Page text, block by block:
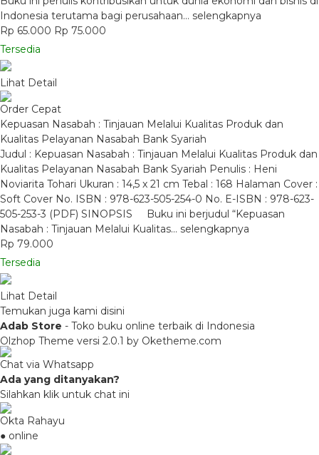
Indonesia terutama bagi perusahaan… selengkapnya
Rp 65.000 Rp 75.000
Tersedia
Lihat Detail
Order Cepat
Kepuasan Nasabah : Tinjauan Melalui Kualitas Produk dan
Kualitas Pelayanan Nasabah Bank Syariah
Judul : Kepuasan Nasabah : Tinjauan Melalui Kualitas Produk dan
Kualitas Pelayanan Nasabah Bank Syariah Penulis : Heni
Noviarita Tohari Ukuran : 14,5 x 21 cm Tebal : 168 Halaman Cover :
Soft Cover No. ISBN : 978-623-505-254-0 No. E-ISBN : 978-623-
505-253-3 (PDF) SINOPSIS Buku ini berjudul “Kepuasan
Nasabah : Tinjauan Melalui Kualitas… selengkapnya
Rp 79.000
Tersedia
Lihat Detail
Temukan juga kami disini
Adab Store - Toko buku online terbaik di Indonesia
Olzhop Theme versi 2.0.1 by Oketheme.com
Chat via Whatsapp
Ada yang ditanyakan?
Silahkan klik untuk chat ini
Okta Rahayu
● online